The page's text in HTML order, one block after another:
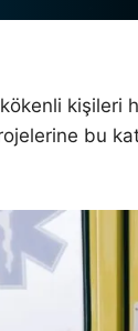
kişileri
bu